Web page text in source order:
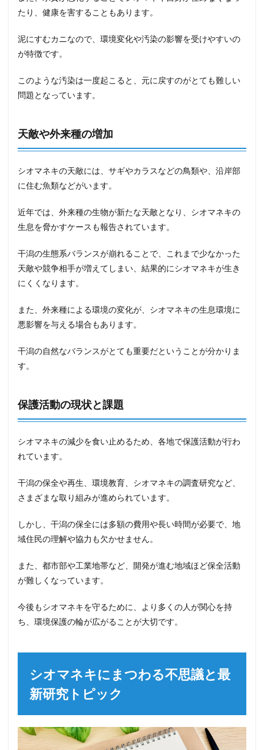
たり、健康を害することもあります。
泥にすむカニなので、環境変化や汚染の影響を受けやすいの
が特徴です。
このような汚染は一度起こると、元に戻すのがとても難しい
問題となっています。
天敵や外来種の増加
シオマネキの天敵には、サギやカラスなどの鳥類や、沿岸部
に住む魚類などがいます。
近年では、外来種の生物が新たな天敵となり、シオマネキの
生息を脅かすケースも報告されています。
干潟の生態系バランスが崩れることで、これまで少なかった
天敵や競争相手が増えてしまい、結果的にシオマネキが生き
にくくなります。
また、外来種による環境の変化が、シオマネキの生息環境に
悪影響を与える場合もあります。
干潟の自然なバランスがとても重要だということが分かりま
す。
保護活動の現状と課題
シオマネキの減少を食い止めるため、各地で保護活動が行わ
れています。
干潟の保全や再生、環境教育、シオマネキの調査研究など、
さまざまな取り組みが進められています。
しかし、干潟の保全には多額の費用や長い時間が必要で、地
域住民の理解や協力も欠かせません。
また、都市部や工業地帯など、開発が進む地域ほど保全活動
が難しくなっています。
今後もシオマネキを守るために、より多くの人が関心を持
ち、環境保護の輪が広がることが大切です。
シオマネキにまつわる不思議と最
新研究トピック